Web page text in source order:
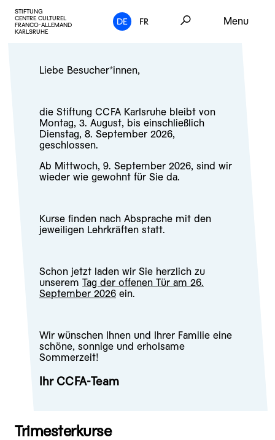
STIFTUNG
CENTRE CULTUREL
FRANCO-ALLEMAND
KARLSRUHE
DE FR Menu
Liebe Besucher*innen,
die Stiftung CCFA Karlsruhe bleibt von
Montag, 3. August, bis einschließlich
Dienstag, 8. September 2026,
geschlossen.
Ab Mittwoch, 9. September 2026, sind wir
wieder wie gewohnt für Sie da.
Kurse finden nach Absprache mit den
jeweiligen Lehrkräften statt.
Schon jetzt laden wir Sie herzlich zu
unserem Tag der offenen Tür am 26.
September 2026ein.
Wir wünschen Ihnen und Ihrer Familie eine
schöne, sonnige und erholsame
Sommerzeit!
Ihr CCFA-Team
Trimesterkurse